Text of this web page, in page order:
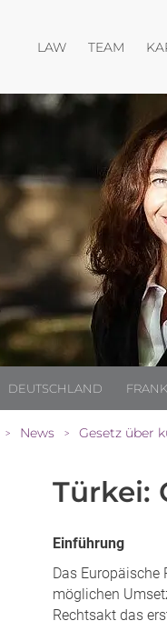
LAWMenü öffnen
TEAM
DEUTSCHLAND
> News > Gesetz über
Türkei:
Einführung
Das
möglichen
Rechtsakt das